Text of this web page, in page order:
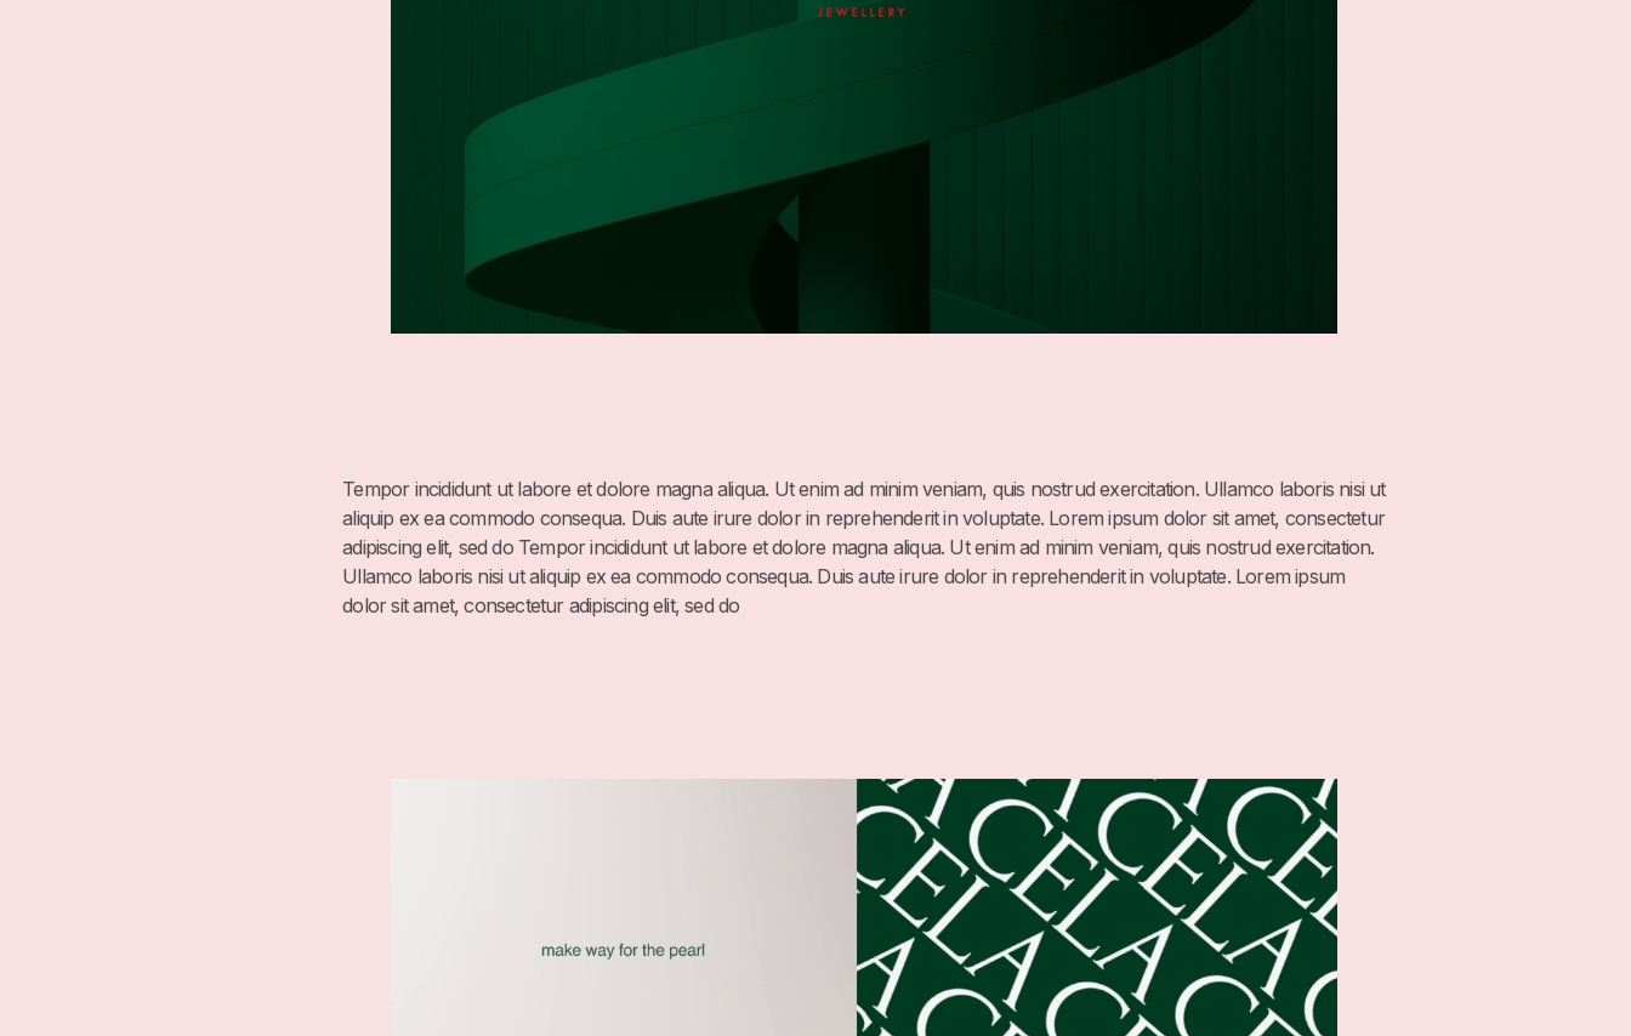
Tempor incididunt ut labore et dolore magna aliqua. Ut enim ad minim veniam, quis nostrud exercitation. Ullamco laboris nisi ut
aliquip ex ea commodo consequa. Duis aute irure dolor in reprehenderit in voluptate. Lorem ipsum dolor sit amet, consectetur
adipiscing elit, sed do Tempor incididunt ut labore et dolore magna aliqua. Ut enim ad minim veniam, quis nostrud exercitation.
Ullamco laboris nisi ut aliquip ex ea commodo consequa. Duis aute irure dolor in reprehenderit in voluptate. Lorem ipsum
dolor sit amet, consectetur adipiscing elit, sed do